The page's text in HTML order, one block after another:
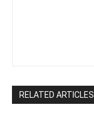
RELATED ARTICLES